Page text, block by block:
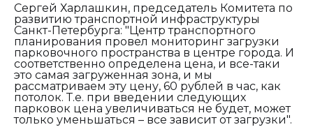
Сергей Харлашкин, председатель Комитета по
развитию транспортной инфраструктуры
Санкт-Петербурга: "Центр транспортного
планирования провел мониторинг загрузки
парковочного пространства в центре города. И
соответственно определена цена, и все-таки
это самая загруженная зона, и мы
рассматриваем эту цену, 60 рублей в час, как
потолок. Т.е. при введении следующих
парковок цена увеличиваться не будет, может
только уменьшаться – все зависит от загрузки".